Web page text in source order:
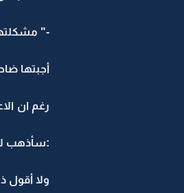
-"
أجبتها
رغم ان
:سأذهب
ولا أقول